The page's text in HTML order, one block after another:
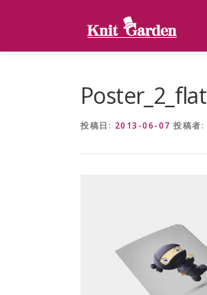
ン
Poster_2_flat
投稿日: 2013-06-07 投稿者: